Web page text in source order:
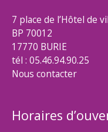
7 place de l’Hôtel de
BP 70012
17770 BURIE
tél : 05.46.94.90.25
Nous contacter
Horaires